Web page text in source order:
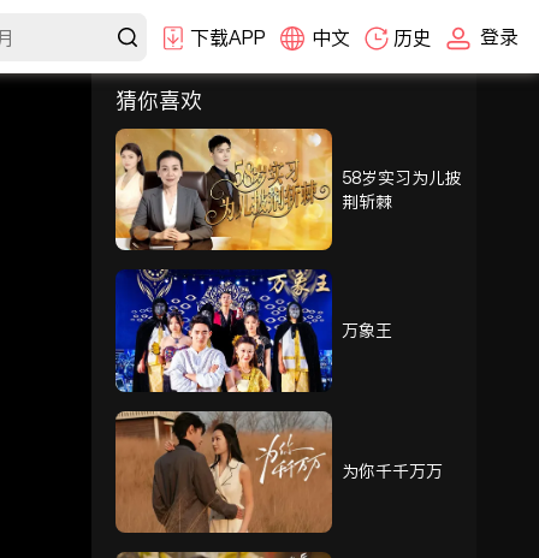
下载APP 中文 历史 登录
选集
1-30
31-60 61-90 91-105
91 92 93
94 95 96
97 98 99
100 101 102
103 104 105
猜你喜欢
58岁实习为儿披
荆斩棘
万象王
为你千千万万